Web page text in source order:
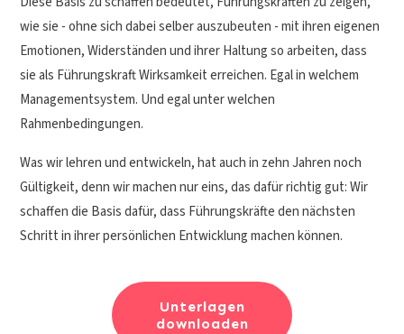
wie sie - ohne sich dabei selber auszubeuten - mit ihren eigenen
Emotionen, Widerständen und ihrer Haltung so arbeiten, dass
sie als Führungskraft Wirksamkeit erreichen. Egal in welchem
Managementsystem. Und egal unter welchen
Rahmenbedingungen.
Was wir lehren und entwickeln, hat auch in zehn Jahren noch
Gültigkeit, denn wir machen nur eins, das dafür richtig gut: Wir
schaffen die Basis dafür, dass Führungskräfte den nächsten
Schritt in ihrer persönlichen Entwicklung machen können.
Unterlagen
downloaden